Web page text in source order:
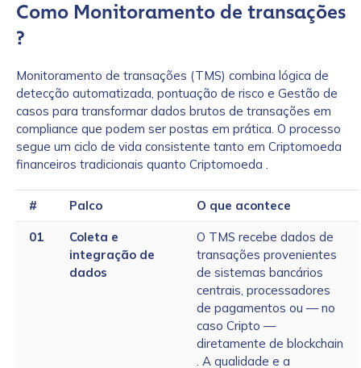
Como Monitoramento de transações
?
Monitoramento de transações (TMS) combina lógica de
detecção automatizada, pontuação de risco e Gestão de
casos para transformar dados brutos de transações em
compliance que podem ser postas em prática. O processo
segue um ciclo de vida consistente tanto em Criptomoeda
financeiros tradicionais quanto Criptomoeda .
# Palco O que acontece
01
Coleta e
integração de
dados
O TMS recebe dados de
transações provenientes
de sistemas bancários
centrais, processadores
de pagamentos ou — no
caso Cripto —
diretamente de blockchain
. A qualidade e a